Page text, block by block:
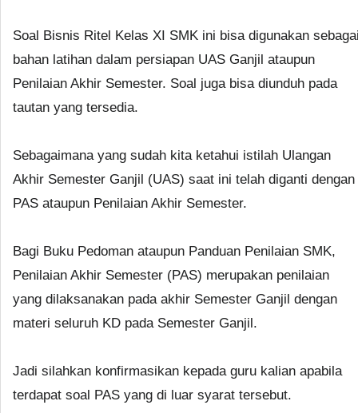
Soal Bisnis Ritel Kelas XI SMK ini bisa digunakan
bahan latihan dalam persiapan UAS Ganjil ataupun
Penilaian Akhir Semester. Soal juga bisa diunduh pada
tautan yang tersedia.
Sebagaimana yang sudah kita ketahui istilah Ulangan
Akhir Semester Ganjil (UAS) saat ini telah diganti dengan
PAS ataupun Penilaian Akhir Semester.
Bagi Buku Pedoman ataupun Panduan Penilaian SMK,
Penilaian Akhir Semester (PAS) merupakan penilaian
yang dilaksanakan pada akhir Semester Ganjil dengan
materi seluruh KD pada Semester Ganjil.
Jadi silahkan konfirmasikan kepada guru kalian apabila
terdapat soal PAS yang di luar syarat tersebut.